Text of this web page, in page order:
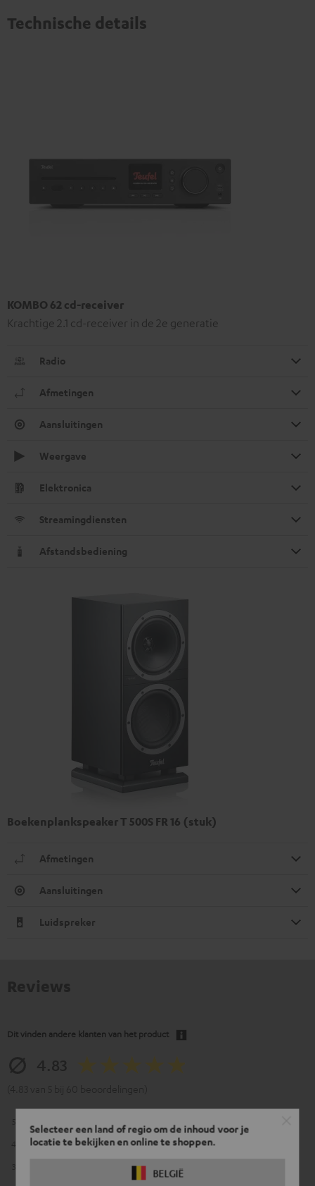
Selecteer een land of regio om de inhoud voor je
locatie te bekijken en online te shoppen.
BELGIË
Technische details
KOMBO 62 cd-receiver
Krachtige 2.1 cd-receiver in de 2e generatie
Radio
Afmetingen
Aansluitingen
Weergave
Elektronica
Streamingdiensten
Afstandsbediening
Boekenplankspeaker T 500S FR 16 (stuk)
Afmetingen
Aansluitingen
Luidspreker
Dit vinden andere klanten van het product
4
1